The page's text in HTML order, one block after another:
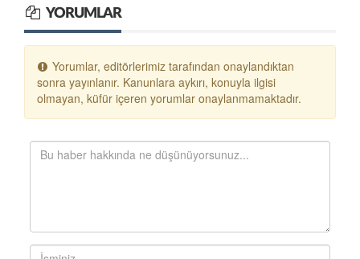
YORUMLAR
Yorumlar, editörlerimiz tarafından onaylandıktan
sonra yayınlanır. Kanunlara aykırı, konuyla ilgisi
olmayan, küfür içeren yorumlar onaylanmamaktadır.